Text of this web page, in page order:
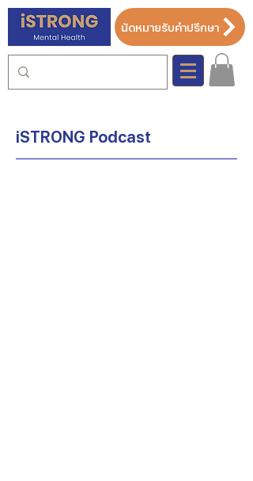
นัดหมายรับคำปรึกษา
iSTRONG Podcast